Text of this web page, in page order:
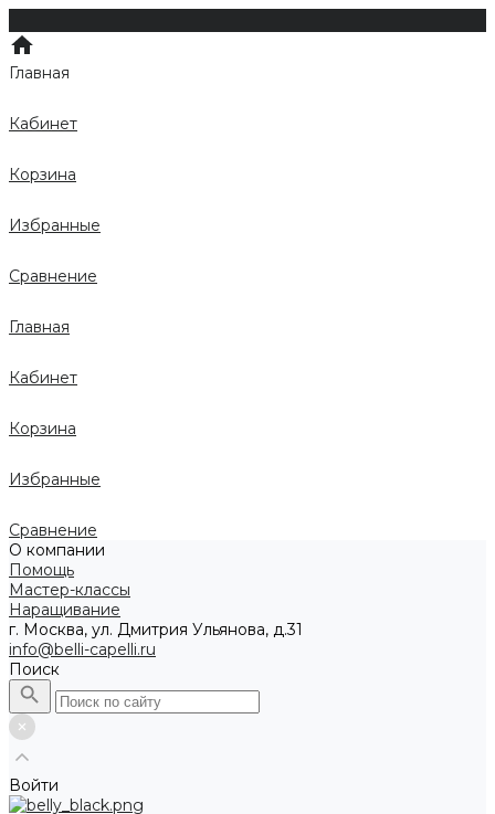
Главная
Кабинет
Корзина
Избранные
Сравнение
Главная
Кабинет
Корзина
Избранные
Сравнение
О компании
Помощь
Мастер-классы
Наращивание
г. Москва, ул. Дмитрия Ульянова, д.31
info@belli-capelli.ru
Поиск
Войти